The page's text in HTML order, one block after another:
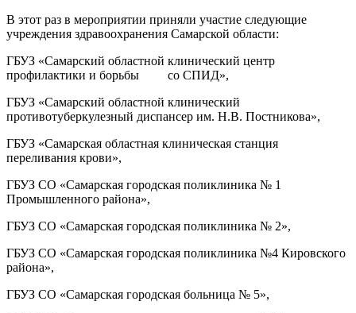
В этот раз в мероприятии приняли участие следующие
учреждения здравоохранения Самарской области:
ГБУЗ «Самарский областной клинический центр
профилактики и борьбы со СПИД»,
ГБУЗ «Самарский областной клинический
противотуберкулезный диспансер им. Н.В. Постникова»,
ГБУЗ «Самарская областная клиническая станция
переливания крови»,
ГБУЗ СО «Самарская городская поликлиника № 1
Промышленного района»,
ГБУЗ СО «Самарская городская поликлиника № 2»,
ГБУЗ СО «Самарская городская поликлиника №4 Кировского
района»,
ГБУЗ СО «Самарская городская больница № 5»,